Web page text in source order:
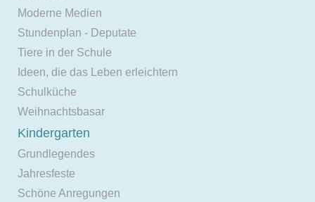
Moderne Medien
Stundenplan - Deputate
Tiere in der Schule
Ideen, die das Leben erleichtern
Schulküche
Weihnachtsbasar
Kindergarten
Grundlegendes
Jahresfeste
Schöne Anregungen